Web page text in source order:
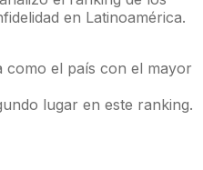
en Latinoamérica.
como el país con el mayor
lugar en este ranking.